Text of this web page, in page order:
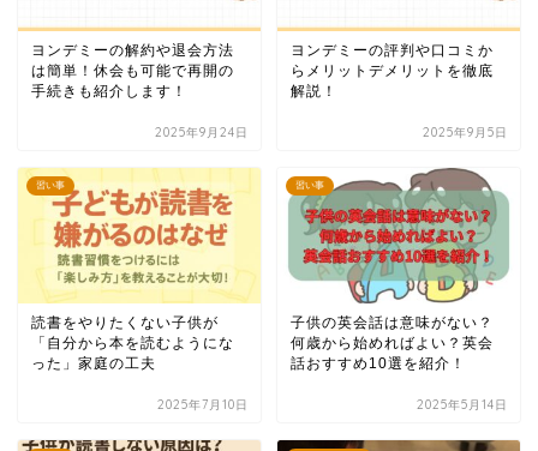
ヨンデミーの解約や退会方法
は簡単！休会も可能で再開の
手続きも紹介します！
2025年9月24日
ヨンデミーの評判や口コミか
らメリットデメリットを徹底
解説！
2025年9月5日
習い事
読書をやりたくない子供が
「自分から本を読むようにな
った」家庭の工夫
2025年7月10日
習い事
子供の英会話は意味がない？
何歳から始めればよい？英会
話おすすめ10選を紹介！
2025年5月14日